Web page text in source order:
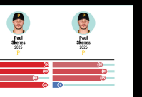
分析：神村學園可以
其王牌投手龍頭汰樹
5th, 2026 Travis
news/paul-
deep-dive
a year ago: